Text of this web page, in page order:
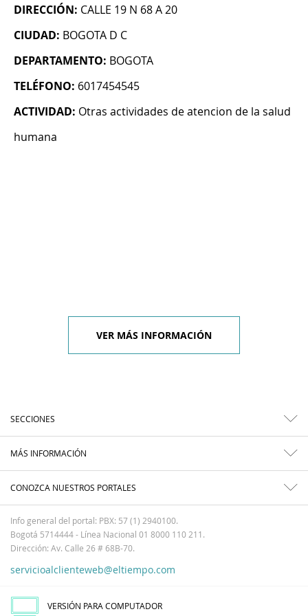
DIRECCIÓN: CALLE 19 N 68 A 20
CIUDAD: BOGOTA D C
DEPARTAMENTO: BOGOTA
TELÉFONO: 6017454545
ACTIVIDAD: Otras actividades de atencion de la salud
humana
VER MÁS INFORMACIÓN
SECCIONES
MÁS INFORMACIÓN
CONOZCA NUESTROS PORTALES
Info general del portal: PBX: 57 (1) 2940100.
Bogotá 5714444 - Línea Nacional 01 8000 110 211.
Dirección: Av. Calle 26 # 68B-70.
servicioalclienteweb@eltiempo.com
VERSIÓN PARA COMPUTADOR